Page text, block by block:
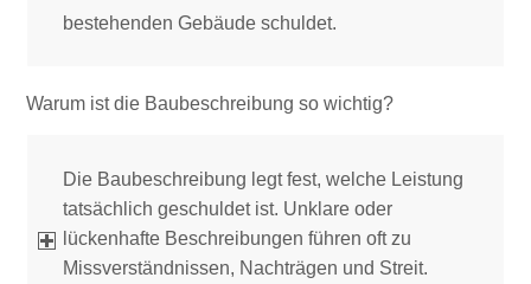
bestehenden Gebäude schuldet.
Warum ist die Baubeschreibung so wichtig?
Die Baubeschreibung legt fest, welche Leistung
tatsächlich geschuldet ist. Unklare oder
lückenhafte Beschreibungen führen oft zu
Missverständnissen, Nachträgen und Streit.